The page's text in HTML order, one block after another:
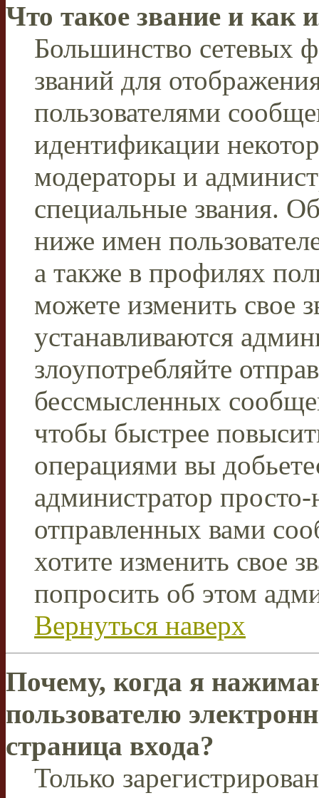
Что такое звание и как
Большинство сетевых
званий для
пользователями
идентификации
модераторы и
специальные звания.
ниже имен
а также в профилях
можете изменить свое
устанавливаются
злоупотребляйте
бессмысленных
чтобы быстрее
операциями вы
администратор
отправленных вами
хотите изменить свое
попросить об этом
Вернуться наверх
Почему, когда я
пользователю
страница входа?
Только